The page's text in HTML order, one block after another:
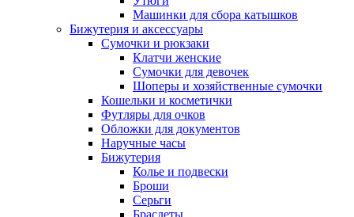
Машинки для сбора катышков
Бижутерия и аксессуары
Сумочки и рюкзаки
Клатчи женские
Сумочки для девочек
Шоперы и хозяйственные сумочки
Кошельки и косметички
Футляры для очков
Обложки для документов
Наручные часы
Бижутерия
Колье и подвески
Броши
Серьги
Браслеты